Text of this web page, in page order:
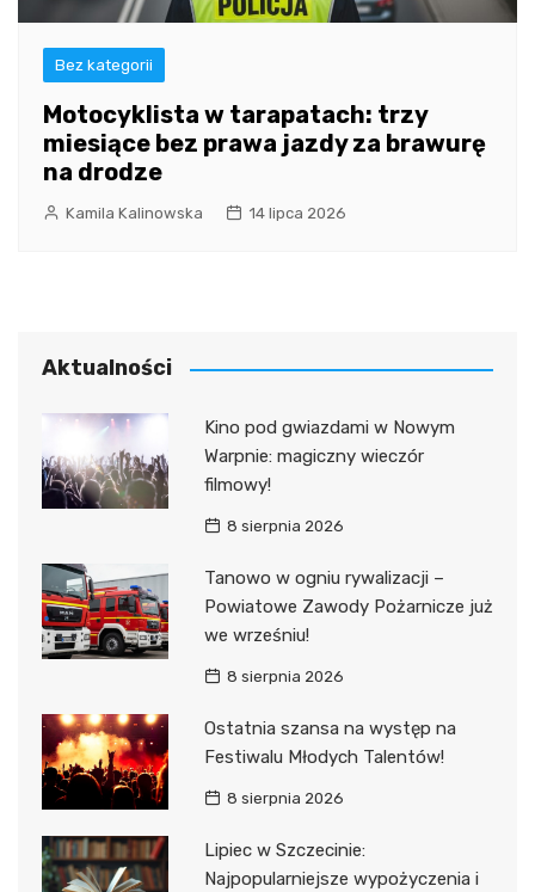
Bez kategorii
Motocyklista w tarapatach: trzy
miesiące bez prawa jazdy za brawurę
na drodze
Kamila Kalinowska 14 lipca 2026
Aktualności
Kino pod gwiazdami w Nowym
Warpnie: magiczny wieczór
filmowy!
8 sierpnia 2026
Tanowo w ogniu rywalizacji –
Powiatowe Zawody Pożarnicze już
we wrześniu!
8 sierpnia 2026
Ostatnia szansa na występ na
Festiwalu Młodych Talentów!
8 sierpnia 2026
Lipiec w Szczecinie:
Najpopularniejsze wypożyczenia i